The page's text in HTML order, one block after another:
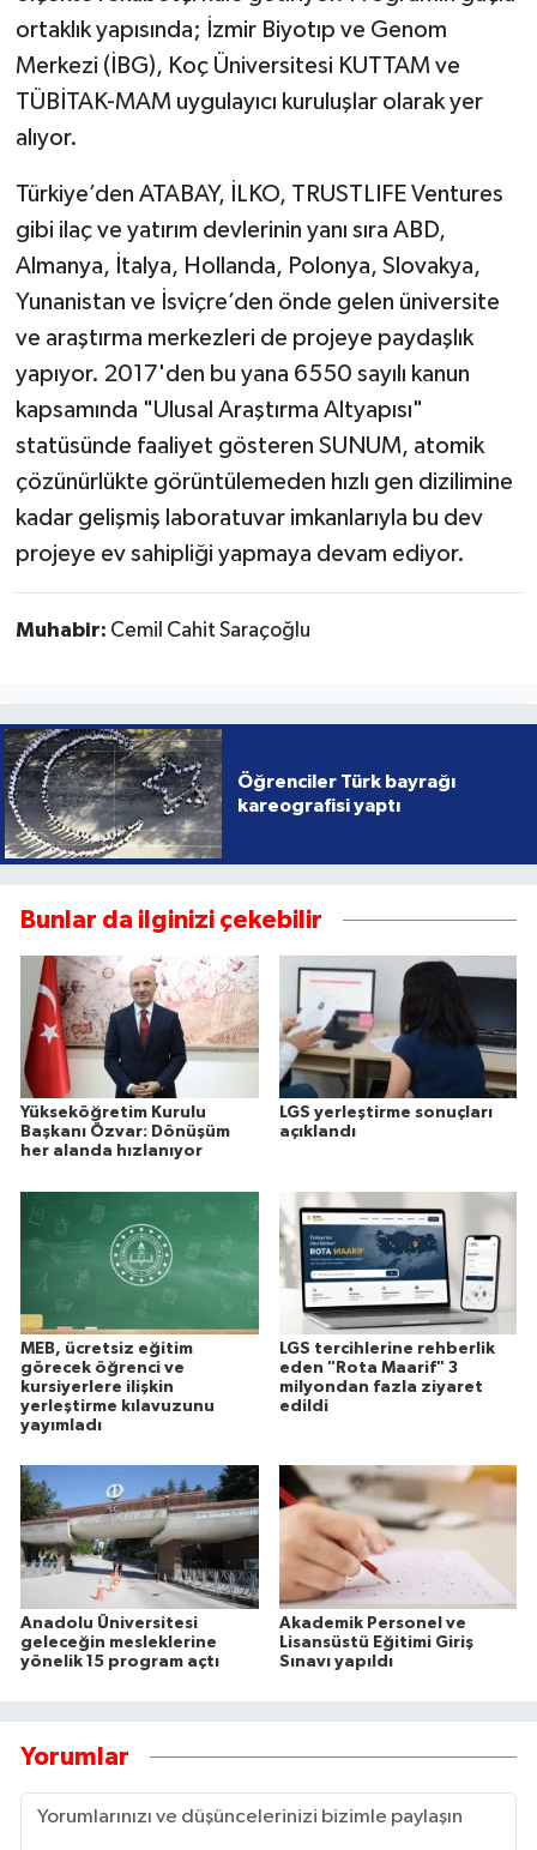
ortaklık yapısında; İzmir Biyotıp ve Genom
Merkezi (İBG), Koç Üniversitesi KUTTAM ve
TÜBİTAK-MAM uygulayıcı kuruluşlar olarak yer
alıyor.
Türkiye’den ATABAY, İLKO, TRUSTLIFE Ventures
gibi ilaç ve yatırım devlerinin yanı sıra ABD,
Almanya, İtalya, Hollanda, Polonya, Slovakya,
Yunanistan ve İsviçre’den önde gelen üniversite
ve araştırma merkezleri de projeye paydaşlık
yapıyor. 2017'den bu yana 6550 sayılı kanun
kapsamında "Ulusal Araştırma Altyapısı"
statüsünde faaliyet gösteren SUNUM, atomik
çözünürlükte görüntülemeden hızlı gen dizilimine
kadar gelişmiş laboratuvar imkanlarıyla bu dev
projeye ev sahipliği yapmaya devam ediyor.
Muhabir: Cemil Cahit Saraçoğlu
Öğrenciler Türk bayrağı
kareografisi yaptı
Bunlar da ilginizi çekebilir
Yükseköğretim Kurulu
Başkanı Özvar: Dönüşüm
her alanda hızlanıyor
LGS yerleştirme sonuçları
açıklandı
MEB, ücretsiz eğitim
görecek öğrenci ve
kursiyerlere ilişkin
yerleştirme kılavuzunu
yayımladı
LGS tercihlerine rehberlik
eden "Rota Maarif" 3
milyondan fazla ziyaret
edildi
Anadolu Üniversitesi
geleceğin mesleklerine
yönelik 15 program açtı
Akademik Personel ve
Lisansüstü Eğitimi Giriş
Sınavı yapıldı
Yorumlar